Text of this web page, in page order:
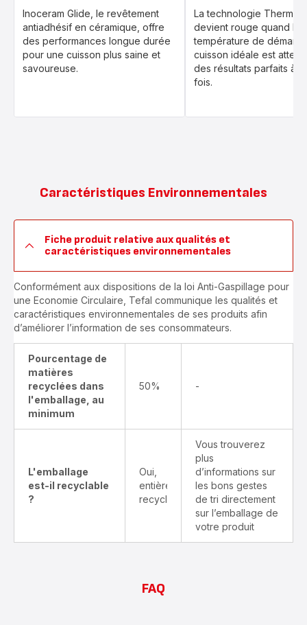
Inoceram Glide, le revêtement
antiadhésif en céramique, offre
des performances longue durée
pour une cuisson plus saine et
savoureuse.
La technologie Thermo-
devient rouge quand la
température de
cuisson idéale est
des résultats parfaits à
fois.
Caractéristiques Environnementales
Fiche produit relative aux qualités et
caractéristiques environnementales
Conformément aux dispositions de la loi Anti-Gaspillage pour
une Economie Circulaire, Tefal communique les qualités et
caractéristiques environnementales de ses produits afin
d’améliorer l’information de ses consommateurs.
Pourcentage de
matières
recyclées dans
l'emballage, au
minimum
50% -
L'emballage
est-il recyclable
?
Oui,
entièrement
recyclable
Vous trouverez
plus
d’informations sur
les bons gestes
de tri directement
sur l’emballage de
votre produit
FAQ